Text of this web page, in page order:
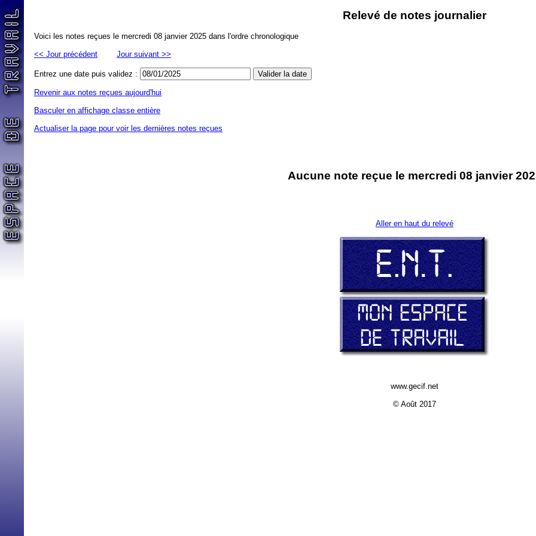
Relevé de notes journalier
Voici les notes reçues le mercredi 08 janvier 2025 dans l'ordre chronologique
<< Jour précédent
Jour suivant >>
Entrez une date puis validez :
Revenir aux notes reçues aujourd'hui
Basculer en affichage classe entière
Actualiser la page pour voir les dernières notes reçues
Aucune note reçue le mercredi 08 janvier
Aller en haut du relevé
www.gecif.net
© Août 2017